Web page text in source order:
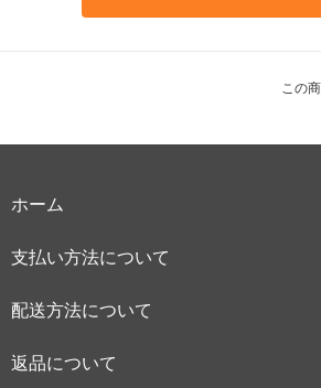
この
ホーム
支払い方法について
配送方法について
返品について